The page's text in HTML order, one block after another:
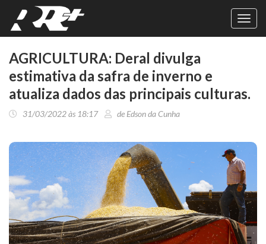
AGRICULTURA: Deral divulga
estimativa da safra de inverno e
atualiza dados das principais culturas.
31/03/2022 às 18:17 de Edson da Cunha